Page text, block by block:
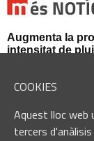
COOKIES
Aquest lloc web
tercers
Augmenta la
intensitat de
Mossos
persones i
Viladordis es